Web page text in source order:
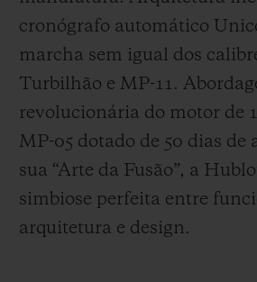
cronógrafo automático
marcha sem igual dos
Turbilhão e MP-11.
revolucionária do motor de
MP-05 dotado de 50 dias
sua “Arte da Fusão”, a
simbiose perfeita entre
arquitetura e design.